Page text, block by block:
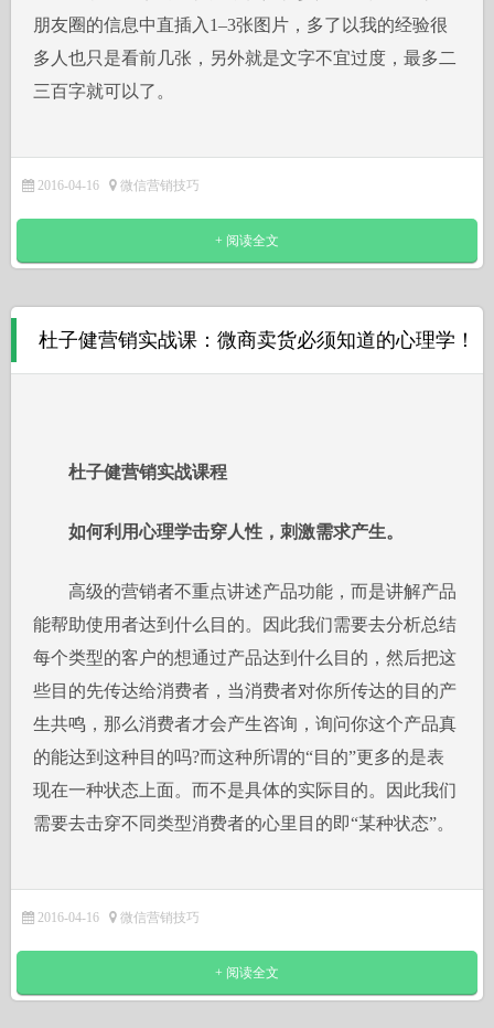
朋友圈的信息中直插入1–3张图片，多了以我的经验很
多人也只是看前几张，另外就是文字不宜过度，最多二
三百字就可以了。
2016-04-16 微信营销技巧
+ 阅读全文
杜子健营销实战课：微商卖货必须知道的心理学！
杜子健营销实战课程
如何利用心理学击穿人性，刺激需求产生。
高级的营销者不重点讲述产品功能，而是讲解产品
能帮助使用者达到什么目的。因此我们需要去分析总结
每个类型的客户的想通过产品达到什么目的，然后把这
些目的先传达给消费者，当消费者对你所传达的目的产
生共鸣，那么消费者才会产生咨询，询问你这个产品真
的能达到这种目的吗?而这种所谓的“目的”更多的是表
现在一种状态上面。而不是具体的实际目的。因此我们
需要去击穿不同类型消费者的心里目的即“某种状态”。
2016-04-16 微信营销技巧
+ 阅读全文